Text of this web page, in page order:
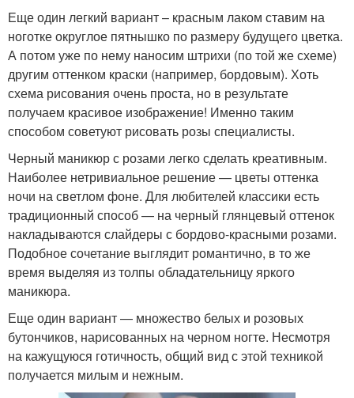
Еще один легкий вариант – красным лаком ставим на
ноготке округлое пятнышко по размеру будущего цветка.
А потом уже по нему наносим штрихи (по той же схеме)
другим оттенком краски (например, бордовым). Хоть
схема рисования очень проста, но в результате
получаем красивое изображение! Именно таким
способом советуют рисовать розы специалисты.
Черный маникюр с розами легко сделать креативным.
Наиболее нетривиальное решение — цветы оттенка
ночи на светлом фоне. Для любителей классики есть
традиционный способ — на черный глянцевый оттенок
накладываются слайдеры с бордово-красными розами.
Подобное сочетание выглядит романтично, в то же
время выделяя из толпы обладательницу яркого
маникюра.
Еще один вариант — множество белых и розовых
бутончиков, нарисованных на черном ногте. Несмотря
на кажущуюся готичность, общий вид с этой техникой
получается милым и нежным.